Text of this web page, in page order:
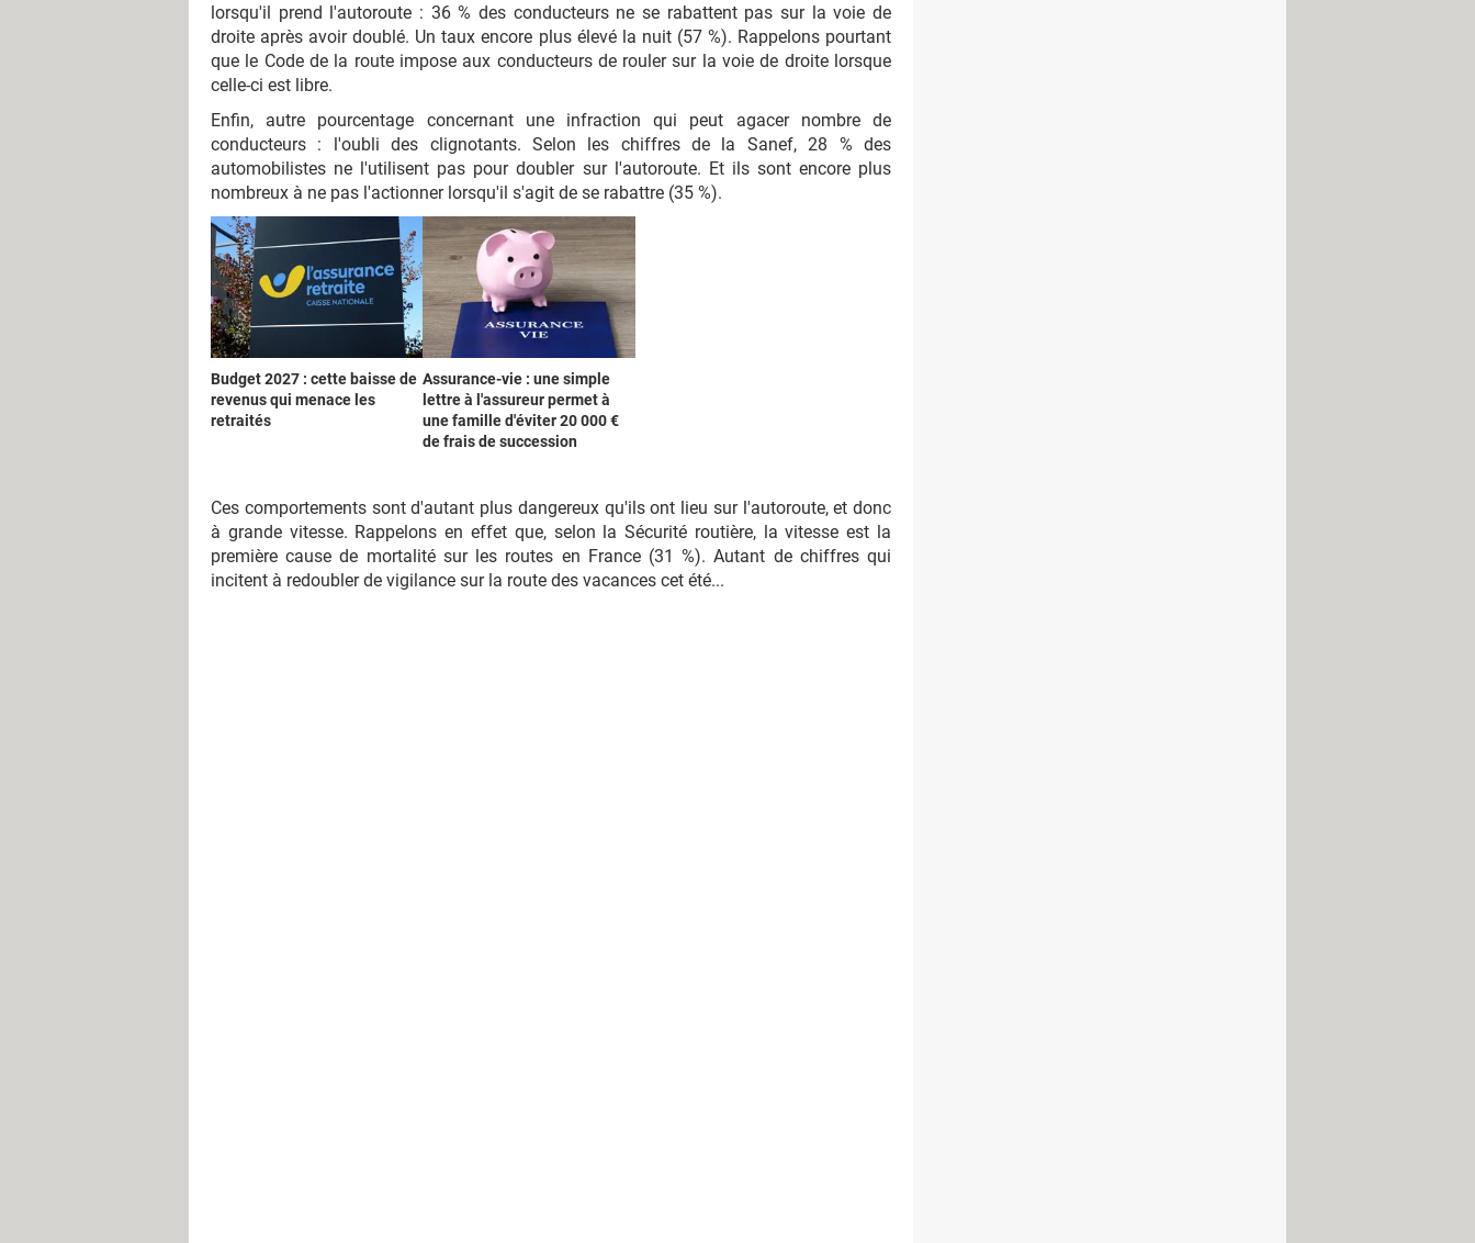
lorsqu'il prend l'autoroute : 36 % des conducteurs ne se rabattent pas sur la voie de
droite après avoir doublé. Un taux encore plus élevé la nuit (57 %). Rappelons pourtant
que le Code de la route impose aux conducteurs de rouler sur la voie de droite lorsque
celle-ci est libre.
Enfin, autre pourcentage concernant une infraction qui peut agacer nombre de
conducteurs : l'oubli des clignotants. Selon les chiffres de la Sanef, 28 % des
automobilistes ne l'utilisent pas pour doubler sur l'autoroute. Et ils sont encore plus
nombreux à ne pas l'actionner lorsqu'il s'agit de se rabattre (35 %).
Budget 2027 : cette baisse de
revenus qui menace les
retraités
Assurance-vie : une simple
lettre à l'assureur permet à
une famille d'éviter 20 000 €
de frais de succession
Ces comportements sont d'autant plus dangereux qu'ils ont lieu sur l'autoroute, et donc
à grande vitesse. Rappelons en effet que, selon la Sécurité routière, la vitesse est la
première cause de mortalité sur les routes en France (31 %). Autant de chiffres qui
incitent à redoubler de vigilance sur la route des vacances cet été...